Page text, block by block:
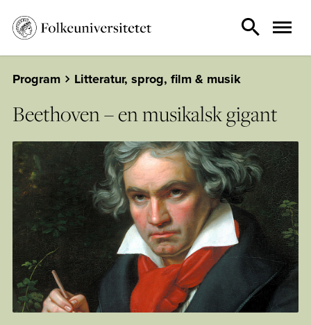
Program Litteratur, sprog, film & musik
Beethoven – en musikalsk gigant